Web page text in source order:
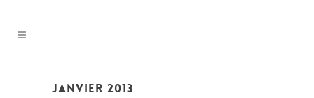
JANVIER 2013